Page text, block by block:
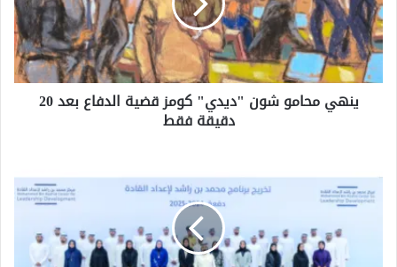
كومز
قضية
الدفاع
بعد
20
دقيقة
ينهي محامو شون "ديدي" كومز قضية الدفاع بعد 20
دقيقة فقط
بن
راشد:
مستمرون